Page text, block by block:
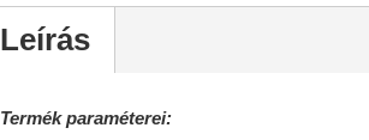
Leírás
Termék paraméterei: